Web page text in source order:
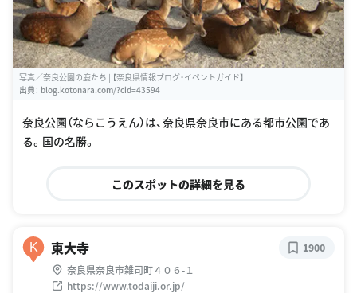
写真／奈良公園の鹿たち | 【奈良県情報ブログ・イベントガイド】
出典： blog.kotonara.com/?cid=43594
奈良公園（ならこうえん）は、奈良県奈良市にある都市公園であ
る。国の名勝。
このスポットの詳細を見る
K 東大寺
奈良県奈良市雑司町４０６-１
https://www.todaiji.or.jp/
1900